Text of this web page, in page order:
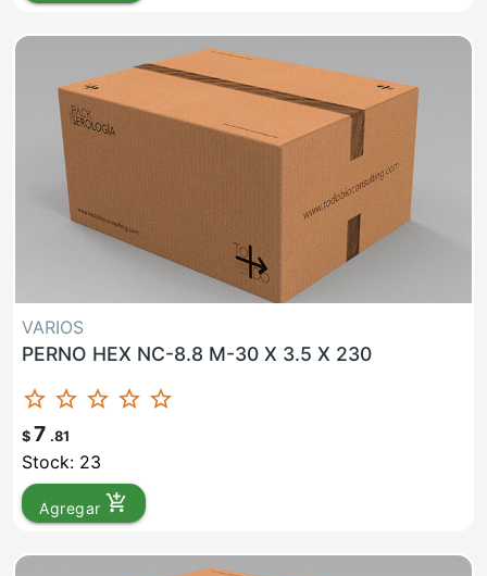
VARIOS
PERNO HEX NC-8.8 M-30 X 3.5 X 230
star_border star_border star_border star_border star_border
$ 7 .81
Stock: 23
Agregar add_shopping_cart